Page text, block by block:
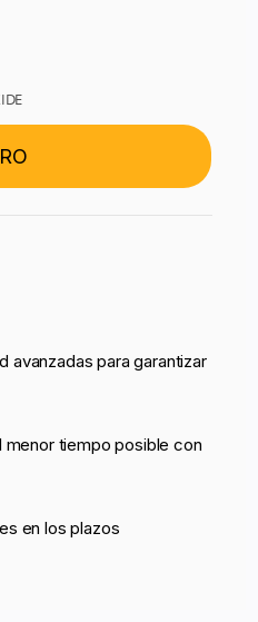
avanzadas para garantizar
menor tiempo posible con
en los plazos